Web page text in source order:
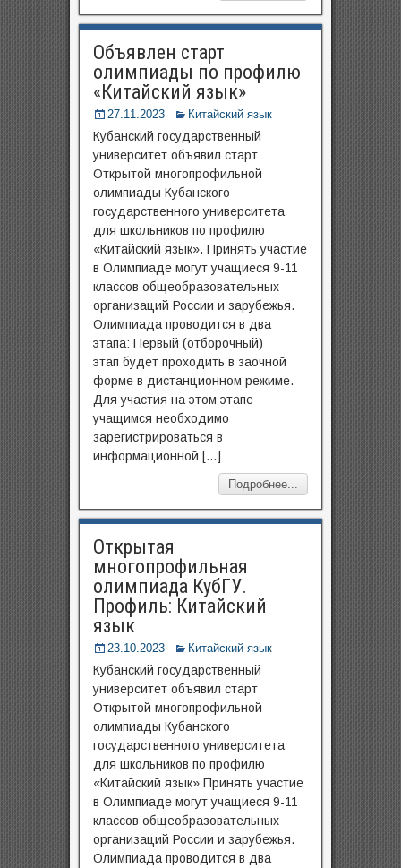
Объявлен старт
олимпиады по профилю
«Китайский язык»
27.11.2023 Китайский язык
Кубанский государственный
университет объявил старт
Открытой многопрофильной
олимпиады Кубанского
государственного университета
для школьников по профилю
«Китайский язык». Принять участие
в Олимпиаде могут учащиеся 9-11
классов общеобразовательных
организаций России и зарубежья.
Олимпиада проводится в два
этапа: Первый (отборочный)
этап будет проходить в заочной
форме в дистанционном режиме.
Для участия на этом этапе
учащимся необходимо
зарегистрироваться в
информационной […]
Подробнее...
Открытая
многопрофильная
олимпиада КубГУ.
Профиль: Китайский
язык
23.10.2023 Китайский язык
Кубанский государственный
университет объявил старт
Открытой многопрофильной
олимпиады Кубанского
государственного университета
для школьников по профилю
«Китайский язык» Принять участие
в Олимпиаде могут учащиеся 9-11
классов общеобразовательных
организаций России и зарубежья.
Олимпиада проводится в два